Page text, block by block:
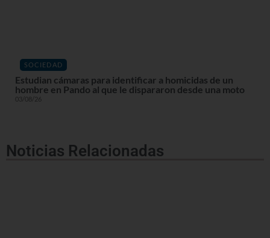
SOCIEDAD
Estudian cámaras para identificar a homicidas de un
hombre en Pando al que le dispararon desde una moto
03/08/26
Noticias Relacionadas